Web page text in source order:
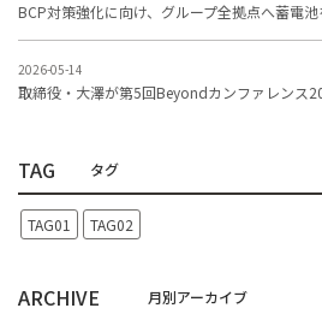
BCP対策強化に向け、グループ全拠点へ蓄電池
2026-05-14
取締役・大澤が第5回Beyondカンファレンス
TAG
TAG01 TAG02
ARCHIVE